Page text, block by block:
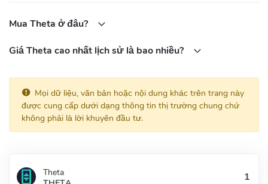
đã hợp tác với nhiều đối tác lớn trong các lĩnh vực khác nhau,
Tour.
Làm thế nào để sử dụng Theta?
Để sử dụng Theta, bạn cần có một ví THETA tương thích, chẳng
hạn như MetaMask, Trust Wallet hoặc Ledger. Sau đó, bạn có thể
truy cập vào trang web của Theta tại https://www.theta.tv/ và sử
Mua Theta ở đâu?
Giá Theta cao nhất lịch sử là bao nhiều?
Mọi dữ liệu, văn bản hoặc nội dung khác trên trang này
được cung cấp dưới dạng thông tin thị trường chung chứ
không phải là lời khuyên đầu tư.
Theta